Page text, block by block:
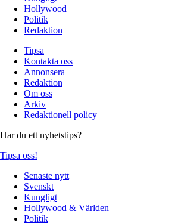
Hollywood
Politik
Redaktion
Tipsa
Kontakta oss
Annonsera
Redaktion
Om oss
Arkiv
Redaktionell policy
Har du ett nyhetstips?
Tipsa oss!
Senaste nytt
Svenskt
Kungligt
Hollywood & Världen
Politik